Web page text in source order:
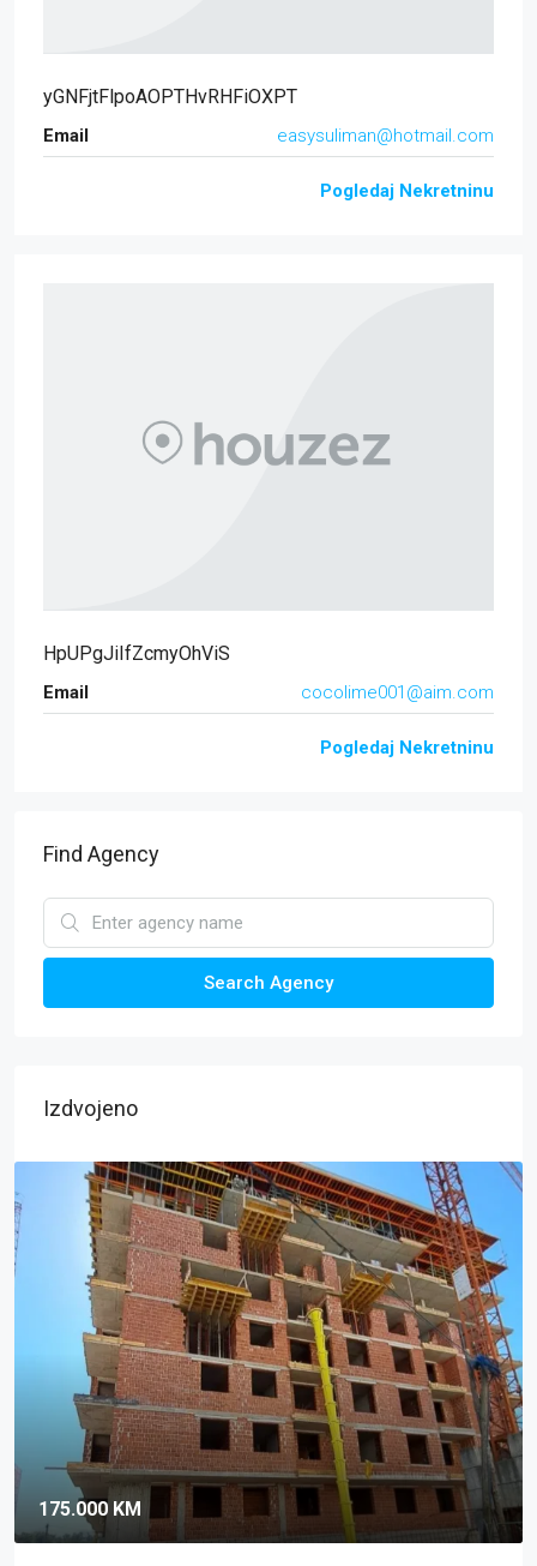
yGNFjtFlpoAOPTHvRHFiOXPT
Email easysuliman@hotmail.com
Pogledaj Nekretninu
HpUPgJiIfZcmyOhViS
Email cocolime001@aim.com
Pogledaj Nekretninu
Find Agency
Search Agency
Izdvojeno
175.000 KM